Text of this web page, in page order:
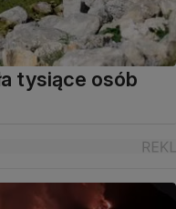
tysiące osób